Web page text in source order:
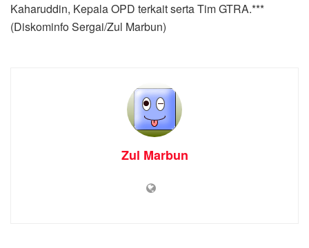
Kaharuddin, Kepala OPD terkait serta Tim GTRA.***
(Diskominfo Sergai/Zul Marbun)
Zul Marbun